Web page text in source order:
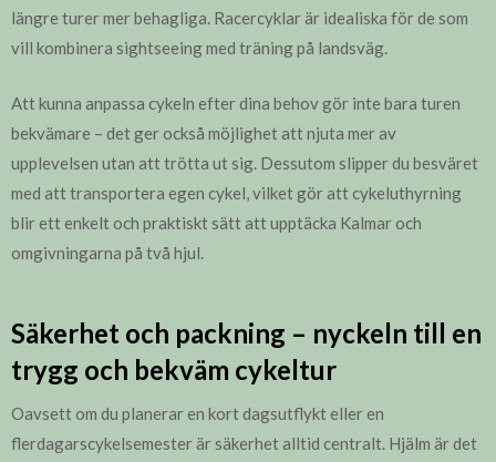
längre turer mer behagliga. Racercyklar är idealiska för de som
vill kombinera sightseeing med träning på landsväg.
Att kunna anpassa cykeln efter dina behov gör inte bara turen
bekvämare – det ger också möjlighet att njuta mer av
upplevelsen utan att trötta ut sig. Dessutom slipper du besväret
med att transportera egen cykel, vilket gör att cykeluthyrning
blir ett enkelt och praktiskt sätt att upptäcka Kalmar och
omgivningarna på två hjul.
Säkerhet och packning – nyckeln till en
trygg och bekväm cykeltur
Oavsett om du planerar en kort dagsutflykt eller en
flerdagarscykelsemester är säkerhet alltid centralt. Hjälm är det